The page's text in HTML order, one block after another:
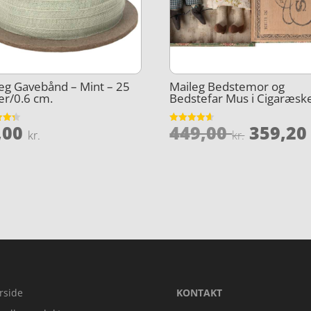
Gavebånd – Mint – 25
0.6 cm.
kr.
Maileg Bedstemor og
Bedstefar Mus i
Vurderet
4.6
449,00kr. Den
359,20
KONTAKT